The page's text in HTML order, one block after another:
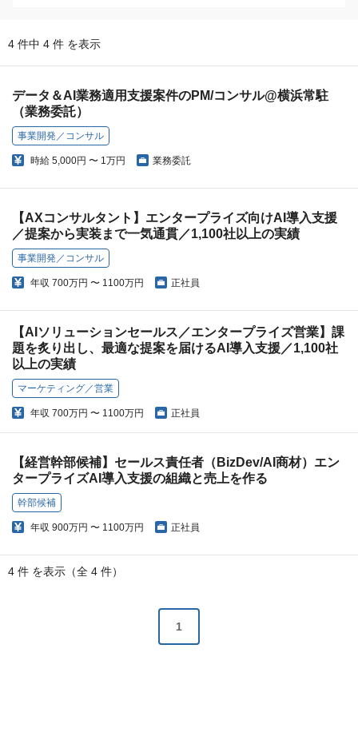
4 件中 4 件 を表示
データ＆AI業務適用支援案件のPM/コンサル@横浜常駐
（業務委託）
事業開発／コンサル
時給 5,000円 〜 1万円 業務委託
【AXコンサルタント】エンタープライズ向けAI導入支援
／提案から実装まで一気通貫／1,100社以上の実績
事業開発／コンサル
年収 700万円 〜 1100万円 正社員
【AIソリューションセールス／エンタープライズ営業】課
題を炙り出し、最適な提案を届けるAI導入支援／1,100社
以上の実績
マーケティング／営業
年収 700万円 〜 1100万円 正社員
【経営幹部候補】セールス責任者（BizDev/AI商材）エン
タープライズAI導入支援の組織と売上を作る
幹部候補
年収 900万円 〜 1100万円 正社員
4 件 を表示（全 4 件）
1